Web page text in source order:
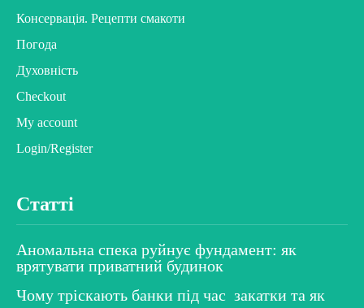
Консервація. Рецепти смакоти
Погода
Духовність
Checkout
My account
Login/Register
Статті
Аномальна спека руйнує фундамент: як
врятувати приватний будинок
Чому тріскають банки під час закатки та як